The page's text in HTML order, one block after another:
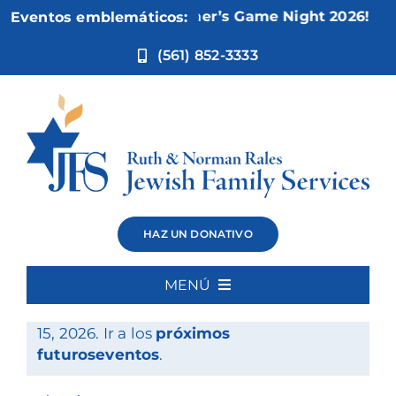
Eventos emblemáticos:
Nov 5: Not Your Mother’s Game Night 2026!
(561) 852-3333
HAZ UN DONATIVO
MENÚ
Inicio
Eventos
Eventos
for
Notice
15, 2026. Ir a los próximos
futuroseventos.